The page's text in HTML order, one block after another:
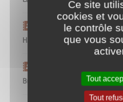
Carnet d'adresse
Halles des Amognes - Fleurs,
Buraliste des Amognes - Presse,
Ce site
cookies et
le contrôle
que vous
Tout
Tout